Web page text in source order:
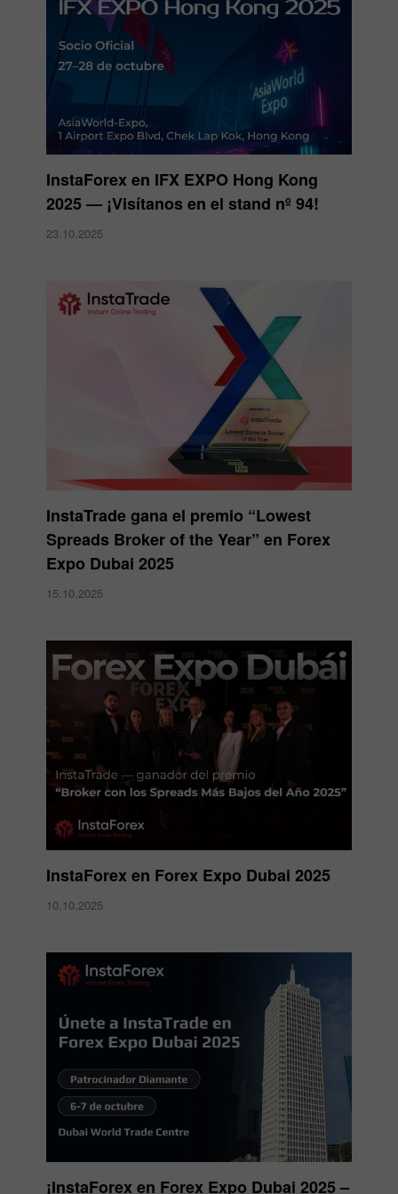
InstaForex en IFX EXPO Hong Kong
2025 — ¡Visítanos en el stand nº 94!
23.10.2025
InstaTrade gana el premio “Lowest
Spreads Broker of the Year” en Forex
Expo Dubai 2025
15.10.2025
InstaForex en Forex Expo Dubai 2025
10.10.2025
¡InstaForex en Forex Expo Dubai 2025 –